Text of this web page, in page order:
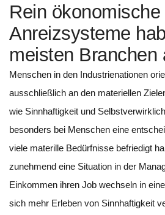
Rein ökonomische
Anreizsysteme
meisten Branchen
Menschen in den Industrienationen
ausschließlich an den materiellen
wie Sinnhaftigkeit und
besonders bei Menschen eine
viele materille Bedürfnisse befriedigt
zunehmend eine Situation in der
Einkommen ihren Job wechseln in
sich mehr Erleben von Sinnhaftigkeit